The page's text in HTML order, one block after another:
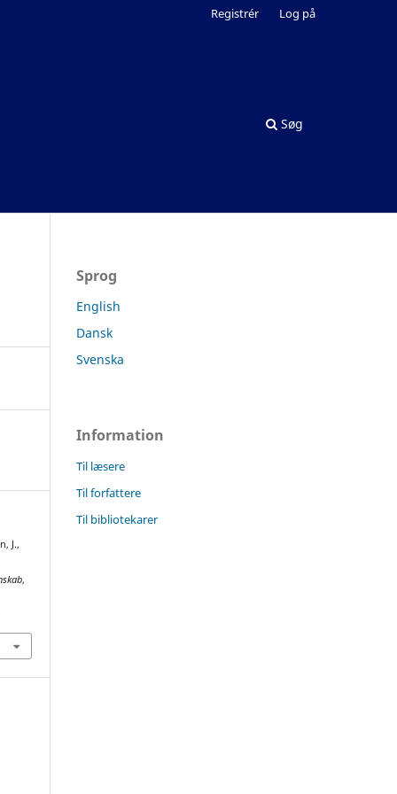
Søg
Registrér Log på
J.,
,
Sprog
English
Dansk
Svenska
Information
Til læsere
Til forfattere
Til bibliotekarer